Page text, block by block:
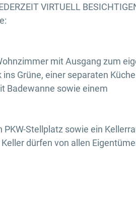
VIRTUELL
mit Ausgang zum
Grüne, einer separaten
Badewanne sowie einem
Stellplatz sowie ein
dürfen von allen